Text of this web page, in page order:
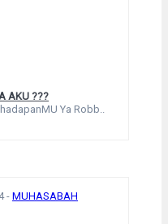
AKU ???
Ya Robb..
- MUHASABAH